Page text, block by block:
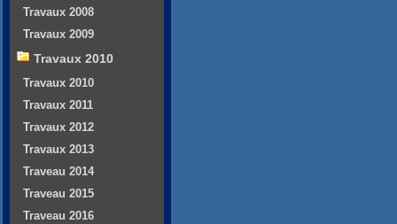
Travaux 2008
Travaux 2009
Travaux 2010
Travaux 2010
Travaux 2011
Travaux 2012
Travaux 2013
Traveau 2014
Traveau 2015
Traveau 2016